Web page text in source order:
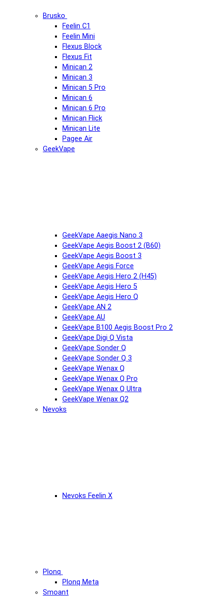
Brusko
Feelin C1
Feelin Mini
Flexus Block
Flexus Fit
Minican 2
Minican 3
Minican 5 Pro
Minican 6
Minican 6 Pro
Minican Flick
Minican Lite
Pagee Air
GeekVape
GeekVape Aaegis Nano 3
GeekVape Aegis Boost 2 (B60)
GeekVape Aegis Boost 3
GeekVape Aegis Force
GeekVape Aegis Hero 2 (H45)
GeekVape Aegis Hero 5
GeekVape Aegis Hero Q
GeekVape AN 2
GeekVape AU
GeekVape B100 Aegis Boost Pro 2
GeekVape Digi Q Vista
GeekVape Sonder Q
GeekVape Sonder Q 3
GeekVape Wenax Q
GeekVape Wenax Q Pro
GeekVape Wenax Q Ultra
GeekVape Wenax Q2
Nevoks
Nevoks Feelin X
Plonq
Plonq Meta
Smoant